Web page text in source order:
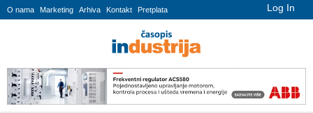
Log In
O nama Marketing Arhiva Kontakt Pretplata